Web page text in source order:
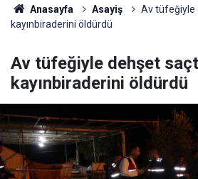
Anasayfa Asayiş
Av tüfeğiyle
kayınbiraderini öldürdü
Av tüfeğiyle dehşet
kayınbiraderini öldürdü